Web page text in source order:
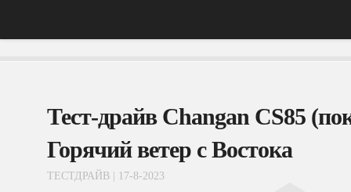
АвтоНовости
Тест-Драйв
ФотоОбзоры
Тест-драйв Changan CS85
Горячий ветер с Востока
ТЕСТДРАЙВ | 17-8-2023